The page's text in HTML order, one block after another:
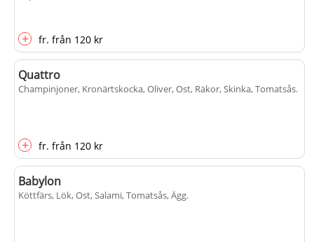
+ fr. från 120 kr
Quattro
Champinjoner, Kronärtskocka, Oliver, Ost, Räkor, Skinka, Tomatsås.
+ fr. från 120 kr
Babylon
Köttfärs, Lök, Ost, Salami, Tomatsås, Ägg.